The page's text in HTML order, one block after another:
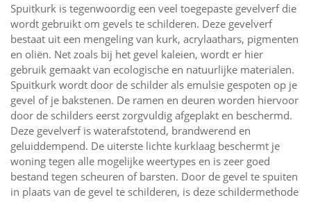
Spuitkurk is tegenwoordig een veel toegepaste gevelverf die
wordt gebruikt om gevels te schilderen. Deze gevelverf
bestaat uit een mengeling van kurk, acrylaathars, pigmenten
en oliën. Net zoals bij het gevel kaleien, wordt er hier
gebruik gemaakt van ecologische en natuurlijke materialen.
Spuitkurk wordt door de schilder als emulsie gespoten op je
gevel of je bakstenen. De ramen en deuren worden hiervoor
door de schilders eerst zorgvuldig afgeplakt en beschermd.
Deze gevelverf is waterafstotend, brandwerend en
geluiddempend. De uiterste lichte kurklaag beschermt je
woning tegen alle mogelijke weertypes en is zeer goed
bestand tegen scheuren of barsten. Door de gevel te spuiten
in plaats van de gevel te schilderen, is deze schildermethode